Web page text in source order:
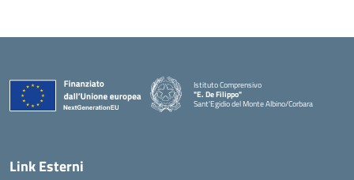
Istituto Comprensivo
"E. De Filippo"
Sant'Egidio del Monte Albino/Corbara
Link Esterni